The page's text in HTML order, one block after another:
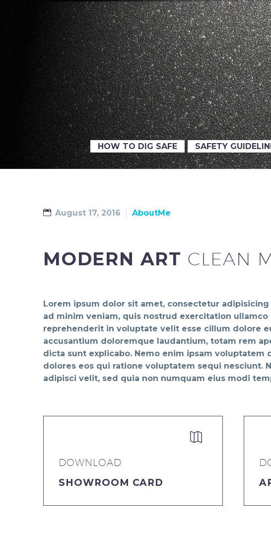
HOW TO DIG SAFE SAFETY
August 17, 2016 AboutMe
MODERN ART CLEAN
Lorem ipsum dolor sit amet, consectetur
ad minim veniam, quis nostrud exercitation
reprehenderit in voluptate velit esse cillum dolore
accusantium doloremque laudantium, totam rem
dicta sunt explicabo. Nemo enim ipsam
dolores eos qui ratione voluptatem sequi nesciunt.
adipisci velit, sed quia non numquam eius modi


DOWNLOAD
SHOWROOM CARD